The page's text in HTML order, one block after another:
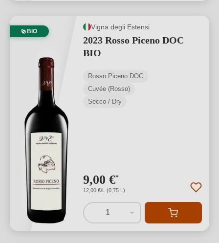
BIO
Vigna degli Estensi
2023 Rosso Piceno DOC
BIO
Rosso Piceno DOC
Cuvée (Rosso)
Secco / Dry
9,00 €*
12,00 €/L (0,75 L)
1